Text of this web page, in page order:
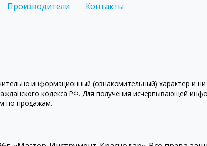
Производители Контакты
информационный (ознакомительный) характер и ни
кодекса РФ. Для получения исчерпывающей
по продажам.